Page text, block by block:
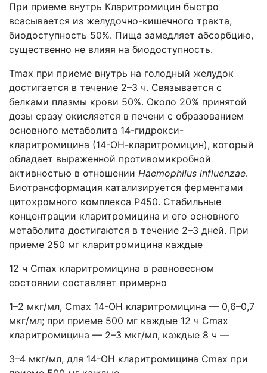
При приеме внутрь Кларитромицин быстро
всасывается из желудочно-кишечного тракта,
биодоступность 50%. Пища замедляет абсорбцию,
существенно не влияя на биодоступность.
Tmax при приеме внутрь на голодный желудок
достигается в течение 2–3 ч. Cвязывается с
белками плазмы крови 50%. Около 20% принятой
дозы сразу окисляется в печени с образованием
основного метаболита 14-гидрокси-
кларитромицина (14-ОН-кларитромицин), который
обладает выраженной противомикробной
активностью в отношении Haemophilus influenzae.
Биотрансформация катализируется ферментами
цитохромного комплекса P450. Стабильные
концентрации кларитромицина и его основного
метаболита достигаются в течение 2–3 дней. При
приеме 250 мг кларитромицина каждые
12 ч Cmax кларитромицина в равновесном
состоянии составляет примерно
1–2 мкг/мл, Cmax 14-ОН кларитромицина — 0,6–0,7
мкг/мл; при приеме 500 мг каждые 12 ч Cmax
кларитромицина — 2–3 мкг/мл, каждые 8 ч —
3–4 мкг/мл, для 14-ОН кларитромицина Cmax при